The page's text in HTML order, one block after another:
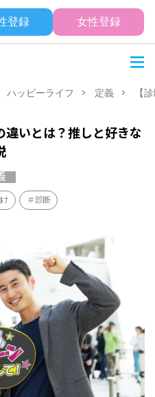
登録 女性登録
ハッピーライフ 定義 【
違いとは？推しと好きな
診断